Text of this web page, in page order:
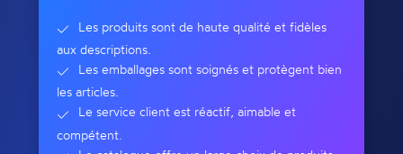
Les produits sont de haute qualité et fidèles
aux descriptions.
Les emballages sont soignés et protègent bien
les articles.
Le service client est réactif, aimable et
compétent.